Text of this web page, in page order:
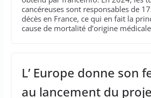
cancéreuses sont responsables de
décès en France, ce qui en fait la
cause de mortalité d’origine
L’ Europe donne son
au lancement du